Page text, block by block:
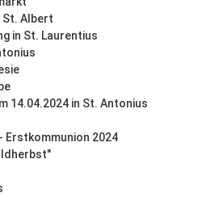
St. Albert
in St. Laurentius
14.04.2024 in St. Antonius
Erstkommunion 2024